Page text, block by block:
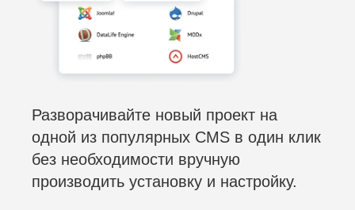
Разворачивайте новый проект на
одной из популярных CMS в один клик
без необходимости вручную
производить установку и настройку.